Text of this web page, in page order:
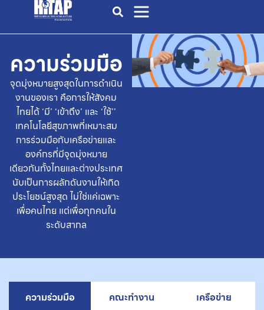
ความร่วมมือ
จุดมุ่งหมายสูงสุดในการดำเนิน
งานของเรา คือการให้สังคม
ไทยได้ ‘มี’ ‘เข้าถึง’ และ ‘ใช้’’
เทคโนโลยีสุขภาพที่เหมาะสม
การร่วมมือกับเครือข่ายและ
องค์กรที่มีจุดมุ่งหมาย
เดียวกันทั้งไทยและต่างประเทศ
นับเป็นการผลักดันงานให้เกิด
ประโยชน์สูงสุด ไม่ใช่แค่เฉพาะ
เพื่อคนไทย แต่เพื่อทุกคนใน
ระดับสากล
ความร่วมมือ คณะทำงาน เครือข่าย